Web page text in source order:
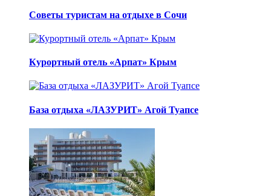
Советы туристам на отдыхе в Сочи
Курортный отель «Арпат» Крым
База отдыха «ЛАЗУРИТ» Агой Туапсе